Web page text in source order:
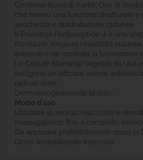
Contiene Burro di Karité, Olio di
che hanno una funzione strutturale e
secchezza e disidratazione cutanea.
Il Palmitoyl Pentapeptide-4 è una
fibroblasti, migliora l'elasticità
esistenti e ne contrata la formazione
Le Cellule Staminali Vegetali da Uva
svolgono un'efficace azione
radicali liberi.
Dermatologicamente testato.
Modo d'uso
Utilizzare la sera su viso, collo e
massaggiando fino a completo
Da applicare preferibilmente dopo la
Occhi Antiossidante Intensiva.